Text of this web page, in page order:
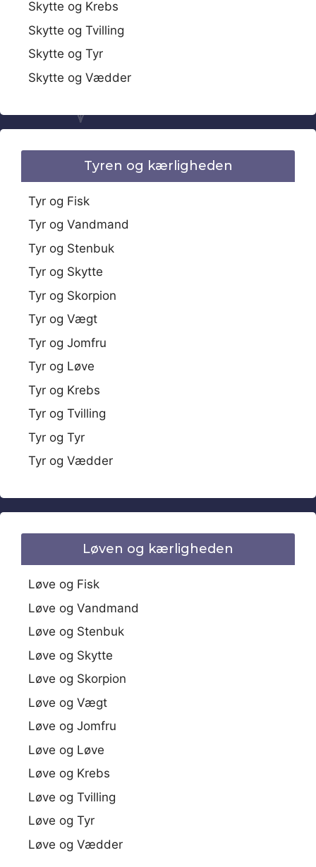
Skytte og Krebs
Skytte og Tvilling
Skytte og Tyr
Skytte og Vædder
Tyren og kærligheden
Tyr og Fisk
Tyr og Vandmand
Tyr og Stenbuk
Tyr og Skytte
Tyr og Skorpion
Tyr og Vægt
Tyr og Jomfru
Tyr og Løve
Tyr og Krebs
Tyr og Tvilling
Tyr og Tyr
Tyr og Vædder
Løven og kærligheden
Løve og Fisk
Løve og Vandmand
Løve og Stenbuk
Løve og Skytte
Løve og Skorpion
Løve og Vægt
Løve og Jomfru
Løve og Løve
Løve og Krebs
Løve og Tvilling
Løve og Tyr
Løve og Vædder